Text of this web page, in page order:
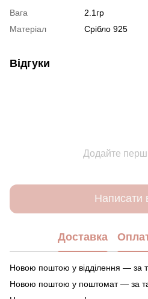
Вага
2.1гр
Матеріал
Срібло 925
Відгуки
Додайте
Написати
Доставка
Новою поштою у відділення — за
Новою поштою у поштомат — за